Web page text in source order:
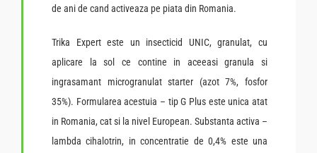
de ani de cand activeaza pe piata din Romania.
Trika Expert este un insecticid UNIC, granulat, cu
aplicare la sol ce contine in aceeasi granula si
ingrasamant microgranulat starter (azot 7%, fosfor
35%). Formularea acestuia – tip G Plus este unica atat
in Romania, cat si la nivel European. Substanta activa –
lambda cihalotrin, in concentratie de 0,4% este una